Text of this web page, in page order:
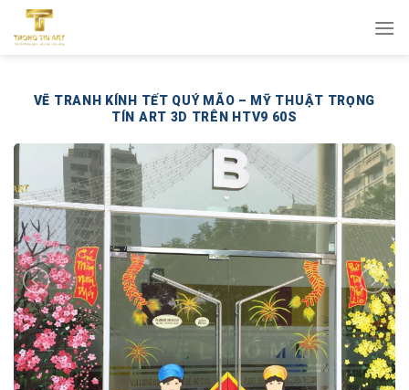
qua
VẼ TRANH KÍNH TẾT QUÝ MÃO – MỸ THUẬT TRỌNG
TÍN ART 3D TRÊN HTV9 60S